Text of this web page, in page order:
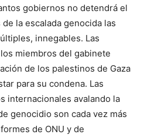
gobiernos no detendrá el
la escalada genocida las
innegables. Las
miembros del gabinete
de los palestinos de Gaza
para su condena. Las
internacionales avalando la
genocidio son cada vez más
de ONU y de